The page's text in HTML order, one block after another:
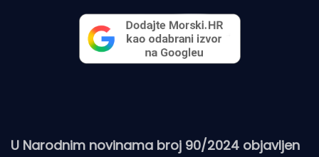
U Narodnim novinama broj 90/2024 objavljen